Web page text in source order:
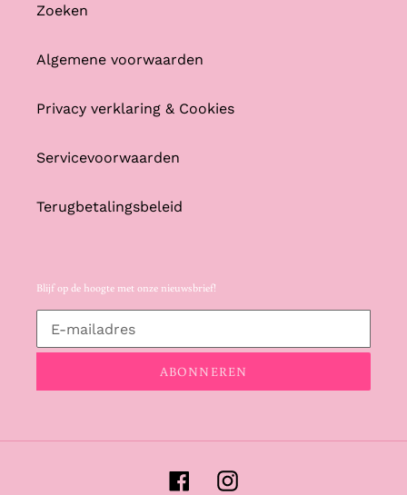
Zoeken
Algemene voorwaarden
Privacy verklaring & Cookies
Servicevoorwaarden
Terugbetalingsbeleid
Blijf op de hoogte met onze nieuwsbrief!
ABONNEREN
FacebookInstagram